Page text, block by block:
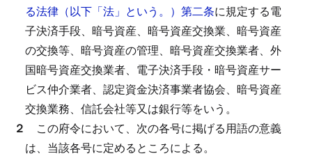
る法律（以下「法」という。）第二条に規定する電
子決済手段、暗号資産、暗号資産交換業、暗号資産
の交換等、暗号資産の管理、暗号資産交換業者、外
国暗号資産交換業者、電子決済手段・暗号資産サー
ビス仲介業者、認定資金決済事業者協会、暗号資産
交換業務、信託会社等又は銀行等をいう。
２ この府令において、次の各号に掲げる用語の意義
は、当該各号に定めるところによる。